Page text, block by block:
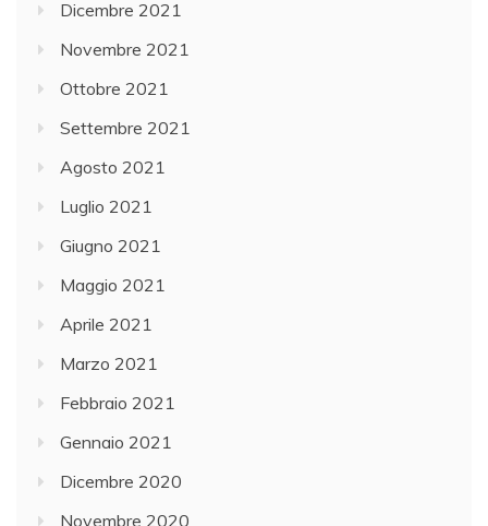
Dicembre 2021
Novembre 2021
Ottobre 2021
Settembre 2021
Agosto 2021
Luglio 2021
Giugno 2021
Maggio 2021
Aprile 2021
Marzo 2021
Febbraio 2021
Gennaio 2021
Dicembre 2020
Novembre 2020